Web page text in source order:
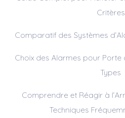
Critères
Comparatif des Systèmes
Choix des Alarmes pour Porte
Types
Comprendre et Réagir à
Techniques